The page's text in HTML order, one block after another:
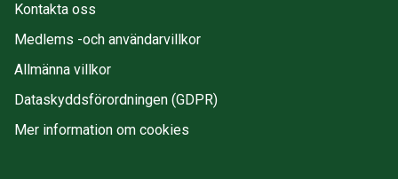
Kontakta oss
Medlems -och användarvillkor
Allmänna villkor
Dataskyddsförordningen (GDPR)
Mer information om cookies